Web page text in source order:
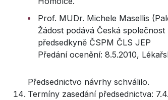
Prof. MUDr. Michele Masellis
Žádost podává Česká
předsedkyně ČSPM ČLS JEP
Předání ocenění: 8.5.2010,
Předsednictvo návrhy schválilo.
Termíny zasedání předsednictva: